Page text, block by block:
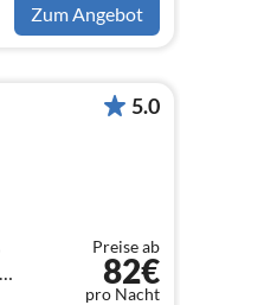
Zum Angebot
5.0
Preise ab
82€
pro Nacht